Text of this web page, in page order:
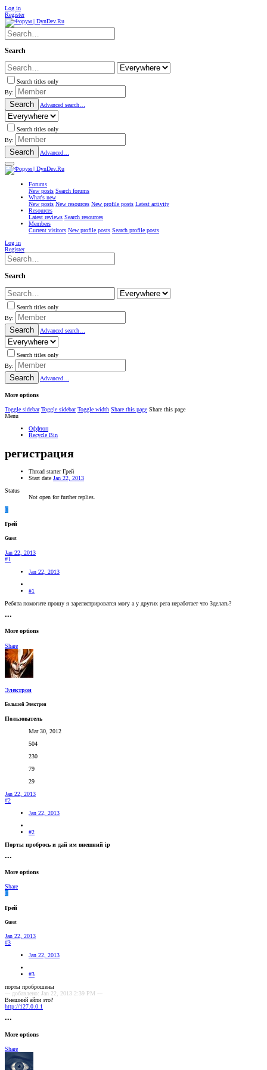
Log in
Register
Search
Search titles only
By:
Search Advanced search…
Search titles only
By:
Search Advanced…
Forums
New posts Search forums
What's new
New posts New resources New profile posts Latest activity
Resources
Latest reviews Search resources
Members
Current visitors New profile posts Search profile posts
Log in
Register
Search
Search titles only
By:
Search Advanced search…
Search titles only
By:
Search Advanced…
More options
Toggle sidebar Toggle sidebar Toggle width Share this page Share this page
Menu
Оффтоп
Recycle Bin
регистрация
Thread starter Грей
Start date Jan 22, 2013
Status
Not open for further replies.
Г
Грей
Guest
Jan 22, 2013
#1
Jan 22, 2013
#1
Ребята помогите прошу я зарегистрироватся могу а у других рега неработает что Зделать?
•••
More options
Share
Электрон
Большой Электрон
Пользователь
Mar 30, 2012
504
230
79
29
Jan 22, 2013
#2
Jan 22, 2013
#2
Порты пробрось и дай им внешний ip
•••
More options
Share
Г
Грей
Guest
Jan 22, 2013
#3
Jan 22, 2013
#3
порты проброшены
--- добавлено: Jan 22, 2013 2:39 PM ---
Внешний айпи это?
http://127.0.0.1
•••
More options
Share